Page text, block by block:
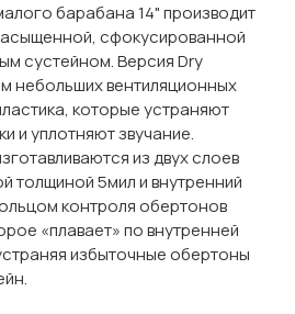
барабана 14" производит
сфокусированной
сустейном. Версия Dry
небольших вентиляционных
которые устраняют
и уплотняют звучание.
из двух слоев
толщиной 5мил и внутренний
контроля обертонов
«плавает» по внутренней
избыточные обертоны